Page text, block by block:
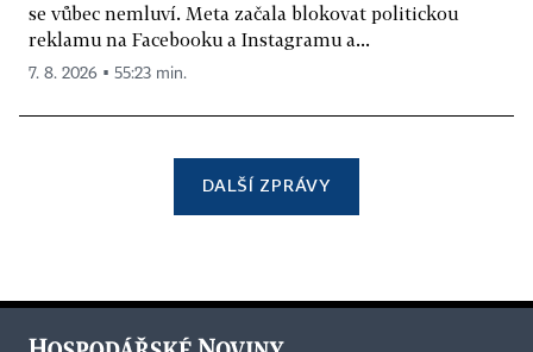
se vůbec nemluví. Meta začala blokovat politickou
reklamu na Facebooku a Instagramu a...
7. 8. 2026 ▪ 55:23 min.
DALŠÍ ZPRÁVY